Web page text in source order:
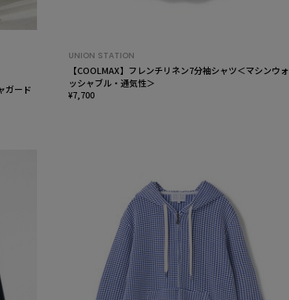
ガード
UNION STATION
【COOLMAX】フレンチリネン7分袖シャツ＜マシンウォ
ッシャブル・通気性＞
¥7,700